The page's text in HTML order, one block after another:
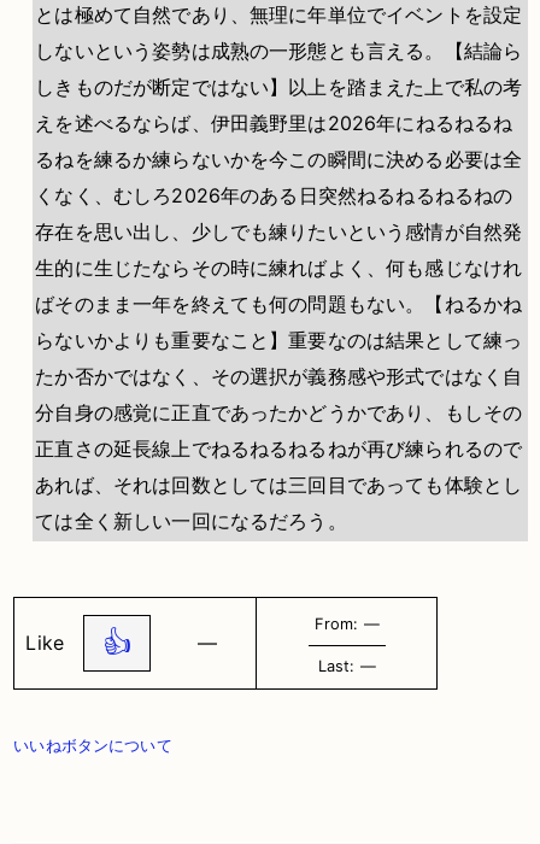
とは極めて自然であり、無理に年単位でイベントを設定
しないという姿勢は成熟の一形態とも言える。【結論ら
しきものだが断定ではない】以上を踏まえた上で私の考
えを述べるならば、伊田義野里は2026年にねるねるね
るねを練るか練らないかを今この瞬間に決める必要は全
くなく、むしろ2026年のある日突然ねるねるねるねの
存在を思い出し、少しでも練りたいという感情が自然発
生的に生じたならその時に練ればよく、何も感じなけれ
ばそのまま一年を終えても何の問題もない。【ねるかね
らないかよりも重要なこと】重要なのは結果として練っ
たか否かではなく、その選択が義務感や形式ではなく自
分自身の感覚に正直であったかどうかであり、もしその
正直さの延長線上でねるねるねるねが再び練られるので
あれば、それは回数としては三回目であっても体験とし
ては全く新しい一回になるだろう。
Like 👍 ―
From: ―
Last: ―
いいねボタンについて